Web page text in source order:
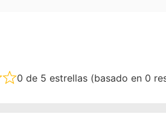
0 de 5 estrellas (basado en 0